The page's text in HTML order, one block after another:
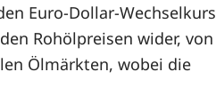
Euro-Dollar-Wechselkurs
Rohölpreisen wider, von
Ölmärkten, wobei die